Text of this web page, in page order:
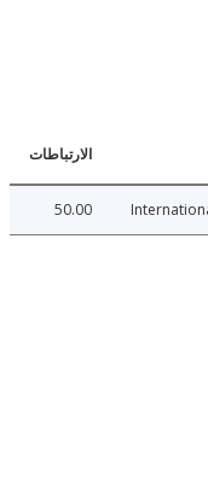
الارتباطات
50.00